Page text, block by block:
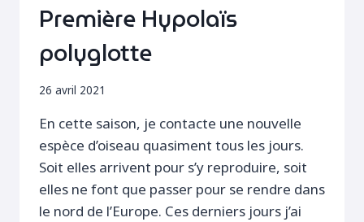
Première Hypolaïs
polyglotte
26 avril 2021
En cette saison, je contacte une nouvelle
espèce d’oiseau quasiment tous les jours.
Soit elles arrivent pour s’y reproduire, soit
elles ne font que passer pour se rendre dans
le nord de l’Europe. Ces derniers jours j’ai